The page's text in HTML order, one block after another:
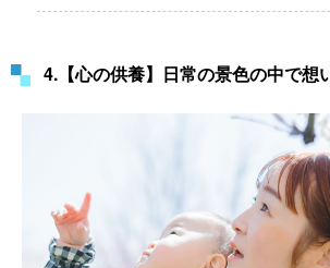
4.【心の供養】日常の景色の中で想